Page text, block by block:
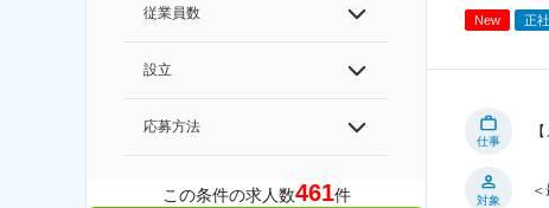
従業員数
設立
応募方法
この条件の求人数461件
New 正
仕事
対象